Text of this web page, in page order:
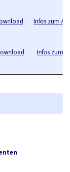
Infos zum
Infos zum